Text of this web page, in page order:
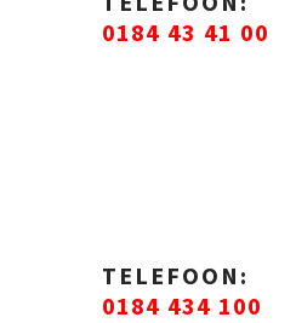
0184 43 41 00
TELEFOON :
0184 434 100